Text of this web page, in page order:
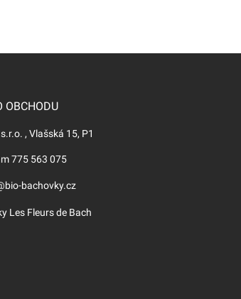
OBCHODU
, Vlašská 15, P1
775 563 075
bachovky.cz
Les Fleurs de Bach